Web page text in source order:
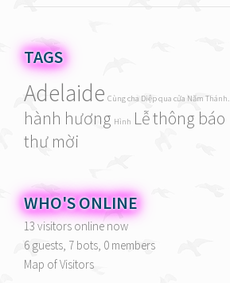
TAGS
Adelaide Cùng cha Diệp qua cửa Năm Thánh.
hành hương Hình Lễthông báo
thư mời
WHO'S ONLINE
13 visitors online now
6 guests, 7 bots, 0 members
Map of Visitors